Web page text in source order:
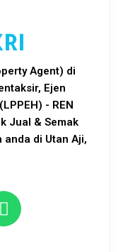
Agent) di
Ejen
- REN
Jual & Semak
anda di Utan Aji,